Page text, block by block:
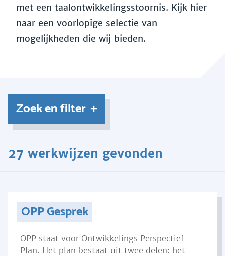
met een taalontwikkelingsstoornis. Kijk hier
naar een voorlopige selectie van
mogelijkheden die wij bieden.
Zoek en filter
27 werkwijzen gevonden
OPP Gesprek
OPP staat voor Ontwikkelings Perspectief
Plan. Het plan bestaat uit twee delen: het